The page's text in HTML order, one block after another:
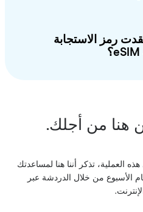
الاستجابة
من أجلك.
تذكر أننا هنا لمساعدتك
من خلال الدردشة عبر